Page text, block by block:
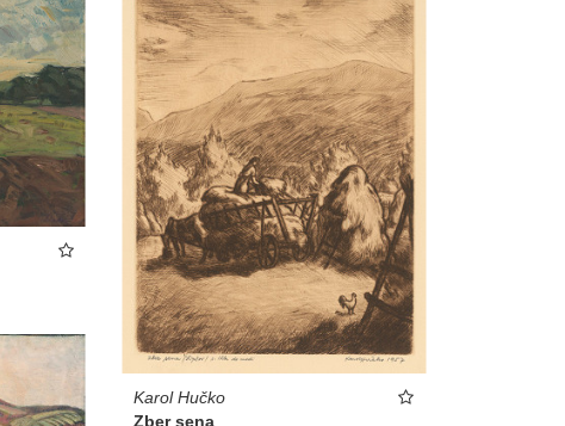
Karol Hučko
Zber sena